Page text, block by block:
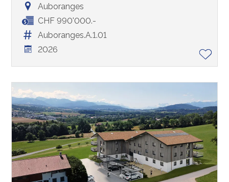
Auboranges
CHF 990'000.-
Auboranges.A.1.01
2026